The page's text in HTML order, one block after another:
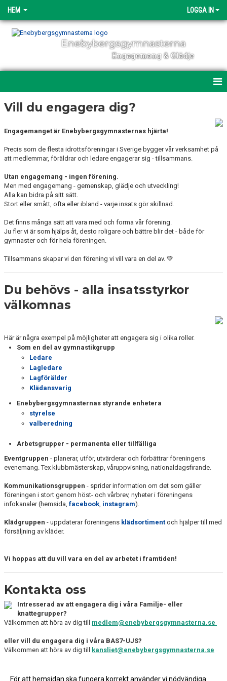
HEM LOGGA IN
Enebybergsgymnasterna
Engagemang & Glädje
HEM
OM ENEBYBERGSGYMNASTERNA
NYHETER
KANSLIET
VÅRA ANSTÄLLDA LEDARE
STYRELSE
HALLAR
FRÅGOR & SVAR
EVENT
VAL AV SPÅR
Vill du engagera dig?
Engagemanget är Enebybergsgymnasternas hjärta!
Precis som de flesta idrottsföreningar i Sverige bygger vår verksamhet på
att medlemmar, föräldrar och ledare engagerar sig - tillsammans.
Utan engagemang - ingen förening.
Men med engagemang - gemenskap, glädje och utveckling!
Alla kan bidra på sitt sätt.
Stort eller smått, ofta eller ibland - varje insats gör skillnad.
Det finns många sätt att vara med och forma vår förening.
Ju fler vi är som hjälps åt, desto roligare och bättre blir det - både för
gymnaster och för hela föreningen.
Tillsammans skapar vi den förening vi vill vara en del av. 💚
Du behövs - alla insatsstyrkor
välkomnas
Här är några exempel på möjligheter att engagera sig i olika roller.
Som en del av gymnastikgrupp
Ledare
Lagledare
Lagförälder
Klädansvarig
Enebybergsgymnasternas styrande enhetera
styrelse
valberedning
Arbetsgrupper - permanenta eller tillfälliga
Eventgruppen - planerar, utför, utvärderar och förbättrar föreningens
evenemang. Tex klubbmästerskap, våruppvisning, nationaldagsfirande.
Kommunikationsgruppen - sprider information om det som gäller
föreningen i stort genom höst- och vårbrev, nyheter i föreningens
infokanaler (hemsida, facebook, instagram).
Klädgruppen - uppdaterar föreningens klädsortiment och hjälper till med
försäljning av kläder.
Vi hoppas att du vill vara en del av arbetet i framtiden!
Kontakta oss
Intresserad av att engagera dig i våra Familje- eller
knattegrupper?
Välkommen att höra av dig till medlem@enebybergsgymnasterna.se
eller vill du engagera dig i våra BAS7-UJS?
Välkommen att höra av dig till
kansliet@enebybergsgymnasterna.se
Välkommen att höra av dig till
För att hemsidan ska fungera korrekt använder vi nödvändiga